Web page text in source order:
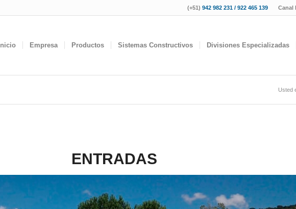
Canal
(+51) 942 982 231 / 922 465 139
Inicio Empresa Productos Sistemas Constructivos Divisiones Especializadas
Usted
ENTRADAS